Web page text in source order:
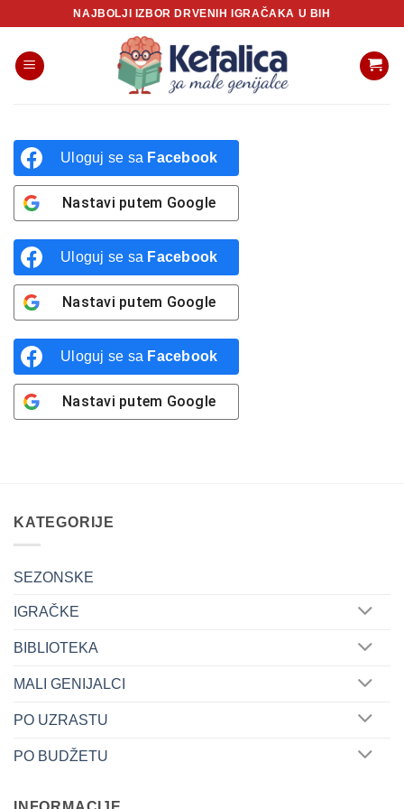
content
NAJBOLJI IZBOR DRVENIH IGRAČAKA U BIH
Uloguj se sa Facebook
Nastavi putem Google
Uloguj se sa Facebook
Nastavi putem Google
Uloguj se sa Facebook
Nastavi putem Google
KATEGORIJE
SEZONSKE
IGRAČKE
BIBLIOTEKA
MALI GENIJALCI
PO UZRASTU
PO BUDŽETU